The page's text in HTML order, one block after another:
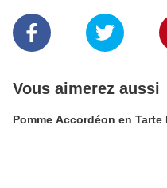
Vous aimerez aussi
Pomme Accordéon en Tarte